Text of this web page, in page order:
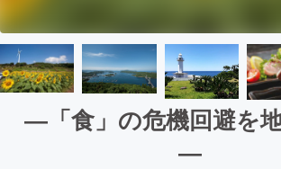
―「食」の危機回避を
―